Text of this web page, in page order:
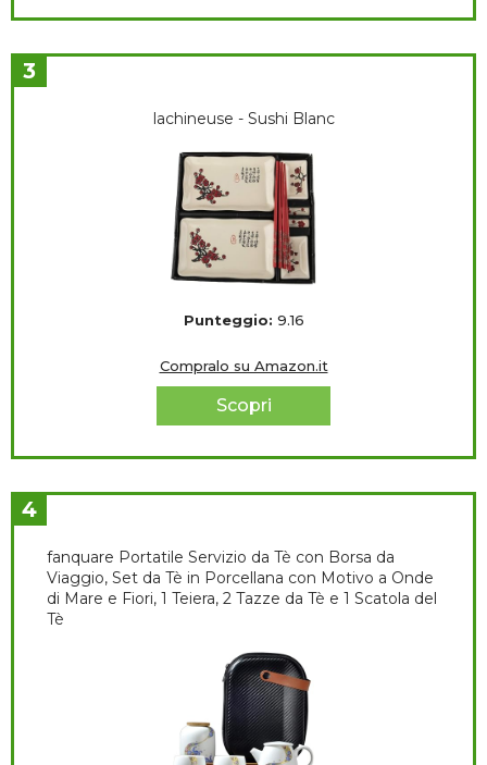
3
lachineuse - Sushi Blanc
Punteggio: 9.16
Compralo su Amazon.it
Scopri
4
fanquare Portatile Servizio da Tè con Borsa da
Viaggio, Set da Tè in Porcellana con Motivo a Onde
di Mare e Fiori, 1 Teiera, 2 Tazze da Tè e 1 Scatola del
Tè